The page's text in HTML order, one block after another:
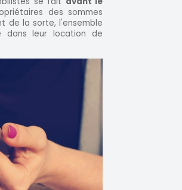
des sommes
de la sorte, l'ensemble
dans leur location de